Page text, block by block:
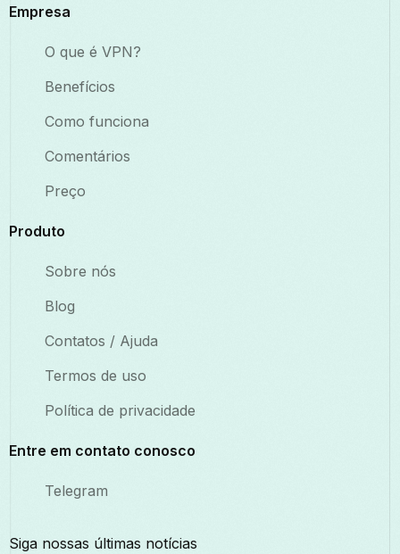
Empresa
O que é VPN?
Benefícios
Como funciona
Comentários
Preço
Produto
Sobre nós
Blog
Contatos / Ajuda
Termos de uso
Política de privacidade
Entre em contato conosco
Telegram
Siga nossas últimas notícias